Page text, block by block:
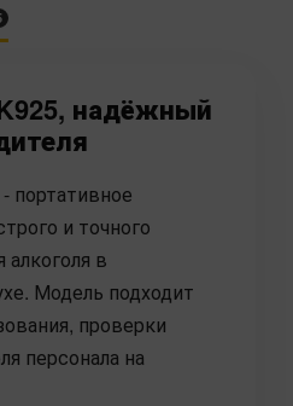
надёжный
- портативное
и точного
алкоголя в
Модель подходит
проверки
персонала на